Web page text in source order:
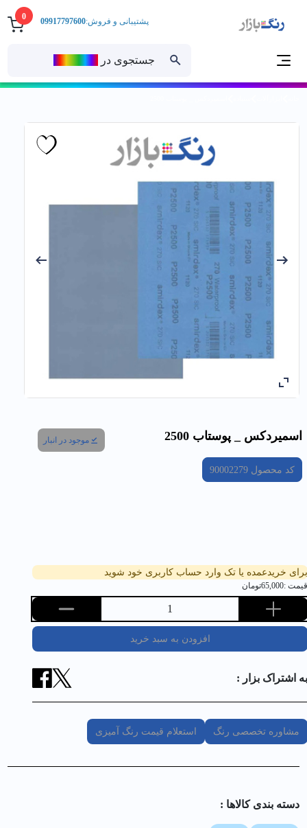
0
جستجوی در
پشتیبانی و فروش:09917797600
اسميردكس _ پوستاب 2500 موجود در انبار
کد محصول90002279
برای خریدعمده یا تک وارد حساب کاربری خود شوید
قیمت :65,000تومان
1
افزودن به سبد خرید
به اشتراک بزار :
مشاوره تخصصی رنگ استعلام قیمت رنگ آمیزی
دسته بندی کالا‌ها :